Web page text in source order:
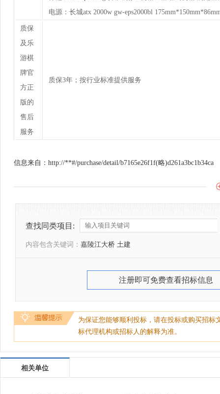
电源：长城atx 2000w gw-eps2000bl
质保
及乐
游棋
牌官
方正
版的
售后
服务
质保3年；按行业标准提供服务
信息来自：http://**#/purchase/detail/b7165e26f1f(略)d261a3bc1b34ca
查找同类项目:
内容包含关键词： 嘉陵江大桥 土建
注册即可免费查看招标信息
为保证您能够顺利投标，请在投标或购买招
标代理机构或招标人的解释为准。
相关单位